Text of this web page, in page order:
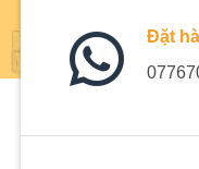
Đặt